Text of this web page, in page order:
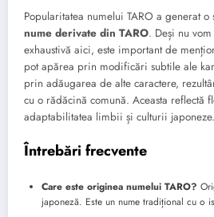
Popularitatea numelui TARO a generat
nume derivate din TARO. Deși nu
exhaustivă aici, este important de
pot apărea prin modificări subtile ale
prin adăugarea de alte caractere,
cu o rădăcină comună. Aceasta reflectă
adaptabilitatea limbii și culturii japoneze.
Întrebări frecvente
Care este originea numelui TARO?
japoneză. Este un nume tradițional cu o